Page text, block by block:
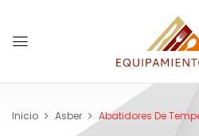
Inicio Asber Abatidores De